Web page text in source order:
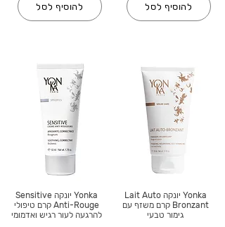
להוסיף לסל
Yonka יונקה Sensitive
Anti-Rouge קרם טיפולי
להרגעה לעור רגיש ואדמומי
להוסיף לסל
Yonka יונקה Lait Auto
Bronzant קרם משזף עם
גימור טבעי